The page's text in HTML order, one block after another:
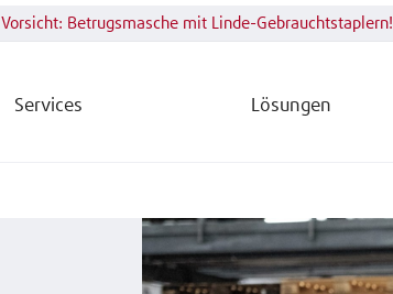
Services Lösungen
Vorsicht: Betrugsmasche mit Linde-Gebrauchtstaplern!